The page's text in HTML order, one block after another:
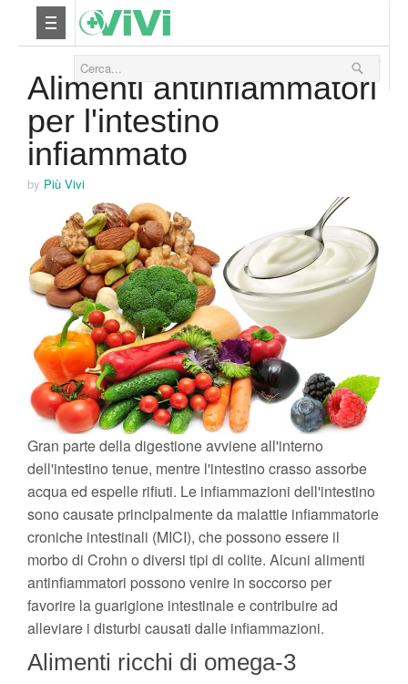
Fitness
Relax
Viaggi & Vacanze
03 Agosto 2015
Alimenti antinfiammatori
per l'intestino
infiammato
by Più Vivi
Gran parte della digestione avviene all'interno
dell'intestino tenue, mentre l'intestino crasso assorbe
acqua ed espelle rifiuti. Le infiammazioni dell'intestino
sono causate principalmente da malattie infiammatorie
croniche intestinali (MICI), che possono essere il
morbo di Crohn o diversi tipi di colite. Alcuni alimenti
antinfiammatori possono venire in soccorso per
favorire la guarigione intestinale e contribuire ad
alleviare i disturbi causati dalle infiammazioni.
Alimenti ricchi di omega-3